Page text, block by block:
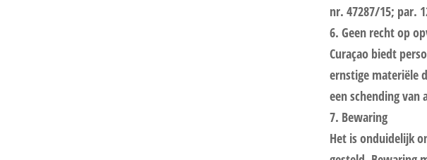
nr. 47287/15; par.
6. Geen recht op
Curaçao biedt
ernstige materiële
een schending van
7. Bewaring
Het is onduidelijk